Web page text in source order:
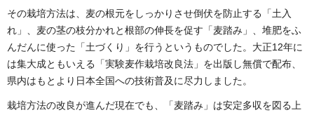
その栽培方法は、麦の根元をしっかりさせ倒伏を防止する「土入
れ」、麦の茎の枝分かれと根部の伸長を促す「麦踏み」、堆肥をふ
んだんに使った「土づくり」を行うというものでした。大正12年に
は集大成ともいえる「実験麦作栽培改良法」を出版し無償で配布、
県内はもとより日本全国への技術普及に尽力しました。
栽培方法の改良が進んだ現在でも、「麦踏み」は安定多収を図る上